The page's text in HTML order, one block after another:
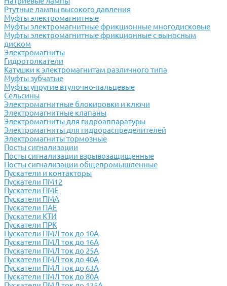
Ртутные лампы высокого давления
Муфты электромагнитные
Муфты электромагнитные фрикционные многодисковые
Муфты электромагнитные фрикционные с выносным
диском
Электромагниты
Гидротолкатели
Катушки к электромагнитам различного типа
Муфты зубчатые
Муфты упругие втулочно-пальцевые
Сельсины
Электромагнитные блокировки и ключи
Электромагнитные клапаны
Электромагниты для гидроаппаратуры
Электромагниты для гидрораспределителей
Электромагниты тормозные
Посты сигнализации
Посты сигнализации взрывозащищенные
Посты сигнализации общепромышленные
Пускатели и контакторы
Пускатели ПМ12
Пускатели ПМЕ
Пускатели ПМА
Пускатели ПАЕ
Пускатели КТИ
Пускатели ПРК
Пускатели ПМЛ ток до 10А
Пускатели ПМЛ ток до 16А
Пускатели ПМЛ ток до 25А
Пускатели ПМЛ ток до 40А
Пускатели ПМЛ ток до 63А
Пускатели ПМЛ ток до 80А